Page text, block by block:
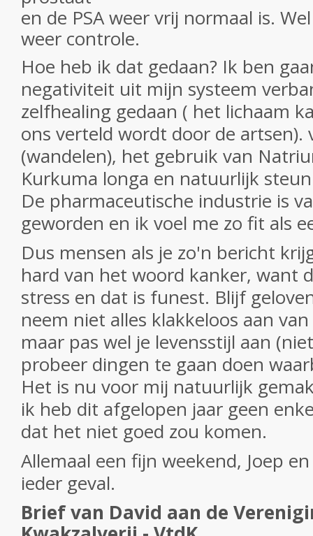
en de PSA weer vrij normaal is.
weer controle.
Hoe heb ik dat gedaan? Ik ben
negativiteit uit mijn systeem
zelfhealing gedaan ( het lichaam
ons verteld wordt door de artsen).
(wandelen), het gebruik van
Kurkuma longa en natuurlijk
De pharmaceutische industrie is
geworden en ik voel me zo fit als
Dus mensen als je zo'n bericht
hard van het woord kanker, want
stress en dat is funest. Blijf
neem niet alles klakkeloos aan
maar pas wel je levensstijl aan
probeer dingen te gaan doen
Het is nu voor mij natuurlijk
ik heb dit afgelopen jaar geen
dat het niet goed zou komen.
Allemaal een fijn weekend, Joep
ieder geval.
Brief van David aan de